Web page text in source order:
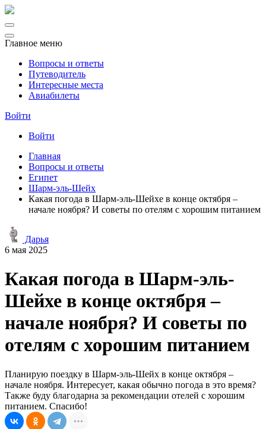
Главное меню
Вопросы и ответы
Путеводитель
Интересные места
Авиабилеты
Войти
Войти
Главная
Вопросы и ответы
Египет
Шарм-эль-Шейх
Какая погода в Шарм-эль-Шейхе в конце октября –
начале ноября? И советы по отелям с хорошим питанием
Дарья
6 мая 2025
Какая погода в Шарм-эль-
Шейхе в конце октября –
начале ноября? И советы по
отелям с хорошим питанием
Планирую поездку в Шарм-эль-Шейх в конце октября –
начале ноября. Интересует, какая обычно погода в это время?
Также буду благодарна за рекомендации отелей с хорошим
питанием. Спасибо!